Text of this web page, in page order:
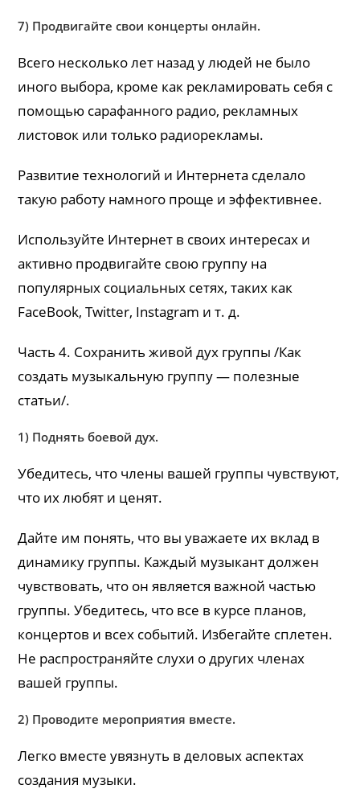
7) Продвигайте свои концерты онлайн.
Всего несколько лет назад у людей не было
иного выбора, кроме как рекламировать себя с
помощью сарафанного радио, рекламных
листовок или только радиорекламы.
Развитие технологий и Интернета сделало
такую ​​работу намного проще и эффективнее.
Используйте Интернет в своих интересах и
активно продвигайте свою группу на
популярных социальных сетях, таких как
FaceBook, Twitter, Instagram и т. д.
Часть 4. Сохранить живой дух группы /Как
создать музыкальную группу — полезные
статьи/.
1) Поднять боевой дух.
Убедитесь, что члены вашей группы чувствуют,
что их любят и ценят.
Дайте им понять, что вы уважаете их вклад в
динамику группы. Каждый музыкант должен
чувствовать, что он является важной частью
группы. Убедитесь, что все в курсе планов,
концертов и всех событий. Избегайте сплетен.
Не распространяйте слухи о других членах
вашей группы.
2) Проводите мероприятия вместе.
Легко вместе увязнуть в деловых аспектах
создания музыки.